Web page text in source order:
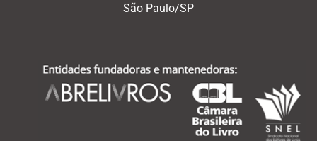
São Paulo/SP